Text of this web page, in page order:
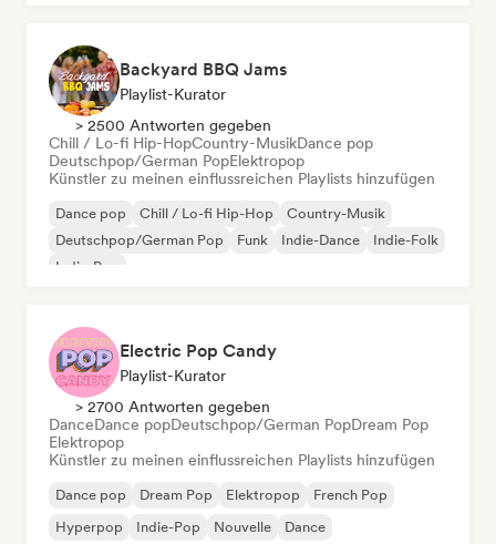
Backyard BBQ Jams
Playlist-Kurator
> 2500 Antworten gegeben
Chill / Lo-fi Hip-HopCountry-MusikDance pop
Deutschpop/German PopElektropop
Künstler zu meinen einflussreichen Playlists hinzufügen
Dance pop Chill / Lo-fi Hip-Hop
Country-Musik
Deutschpop/German Pop
Funk Indie-Dance
Indie-Folk
Indie-Pop
Electric Pop Candy
Playlist-Kurator
> 2700 Antworten gegeben
DanceDance popDeutschpop/German PopDream Pop
Elektropop
Künstler zu meinen einflussreichen Playlists hinzufügen
Dance pop Dream Pop Elektropop
French Pop
Hyperpop
Indie-Pop Nouvelle Dance